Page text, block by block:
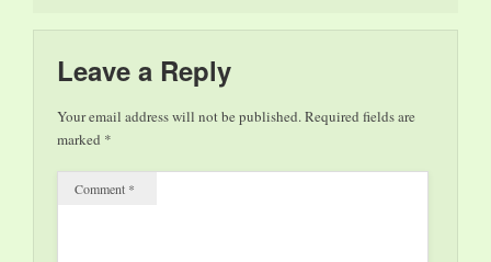
Leave a Reply
Your email address will not be published.Required fields are
marked *
Comment *